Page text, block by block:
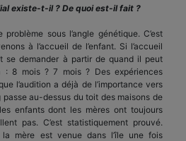
existe-t-il ? De quoi est-il fait ?
sous l’angle génétique. C’est
à l’accueil de l’enfant. Si l’accueil
se demander à partir de quand il peut
: 8 mois ? 7 mois ? Des expériences
l’audition a déjà de l’importance vers
au-dessus du toit des maisons de
les enfants dont les mères ont toujours
pas. C’est statistiquement prouvé.
la mère est venue dans l’île une fois